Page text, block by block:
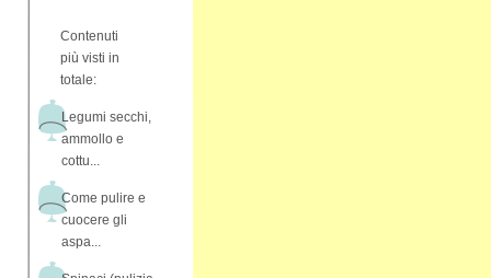
Contenuti
più visti in
totale:
Legumi secchi,
ammollo e
cottu...
Come pulire e
cuocere gli
aspa...